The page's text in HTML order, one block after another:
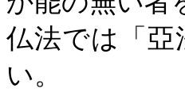
仏法では「
い。